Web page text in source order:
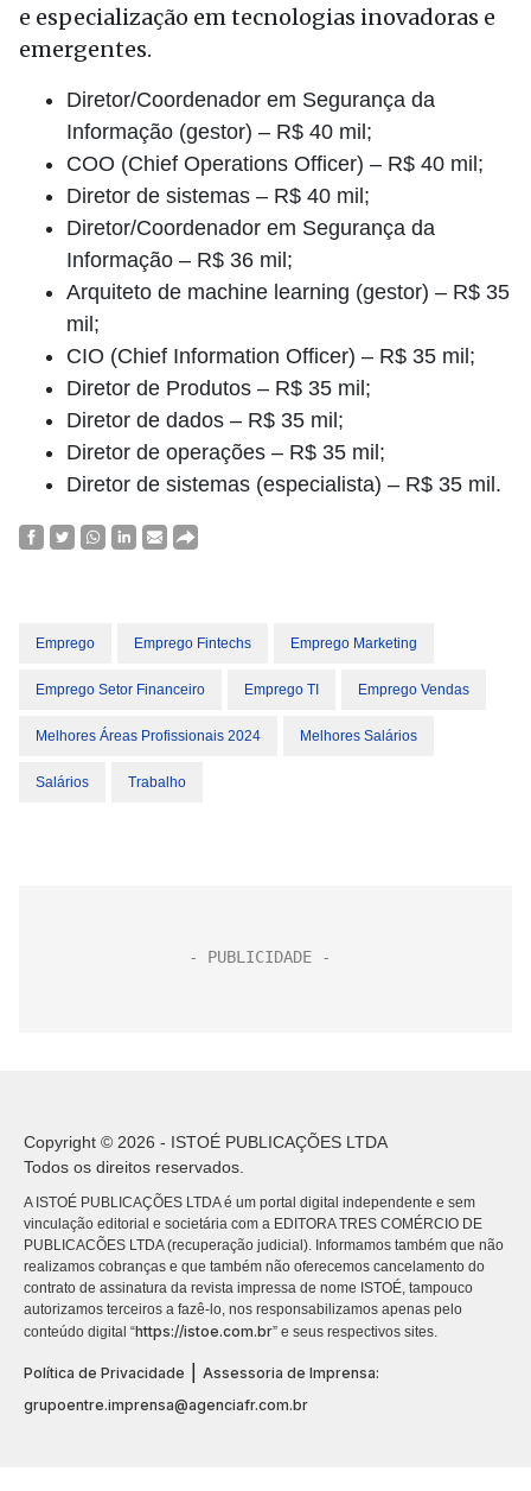
e especialização em tecnologias inovadoras e
emergentes.
Diretor/Coordenador em Segurança da
Informação (gestor) – R$ 40 mil;
COO (Chief Operations Officer) – R$ 40 mil;
Diretor de sistemas – R$ 40 mil;
Diretor/Coordenador em Segurança da
Informação – R$ 36 mil;
Arquiteto de machine learning (gestor) – R$ 35
mil;
CIO (Chief Information Officer) – R$ 35 mil;
Diretor de Produtos – R$ 35 mil;
Diretor de dados – R$ 35 mil;
Diretor de operações – R$ 35 mil;
Diretor de sistemas (especialista) – R$ 35 mil.
Emprego Emprego Fintechs Emprego Marketing
Emprego Setor Financeiro Emprego TI Emprego Vendas
Melhores Áreas Profissionais 2024 Melhores Salários
Salários Trabalho
Copyright © 2026 - ISTOÉ PUBLICAÇÕES LTDA
Todos os direitos reservados.
A ISTOÉ PUBLICAÇÕES LTDA é um portal digital independente e sem
vinculação editorial e societária com a EDITORA TRES COMÉRCIO DE
PUBLICACÕES LTDA (recuperação judicial). Informamos também que não
realizamos cobranças e que também não oferecemos cancelamento do
contrato de assinatura da revista impressa de nome ISTOÉ, tampouco
autorizamos terceiros a fazê-lo, nos responsabilizamos apenas pelo
conteúdo digital “https://istoe.com.br” e seus respectivos sites.
Política de Privacidade
Assessoria de Imprensa:
grupoentre.imprensa@agenciafr.com.br